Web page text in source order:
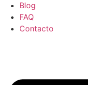
Blog
FAQ
Contacto